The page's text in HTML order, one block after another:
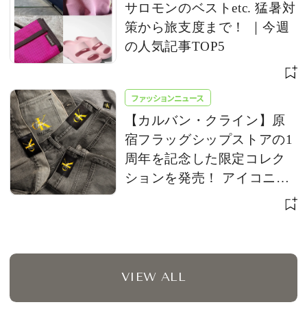
サロモンのベストetc. 猛暑対
策から旅支度まで！ ｜今週
の人気記事TOP5
ファッションニュース
【カルバン・クライン】原
宿フラッグシップストアの1
周年を記念した限定コレク
ションを発売！ アイコニッ
クな「CK」ロゴをアップデ
VIEW ALL